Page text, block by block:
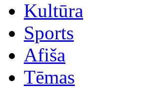
Kultūra
Sports
Afiša
Tēmas